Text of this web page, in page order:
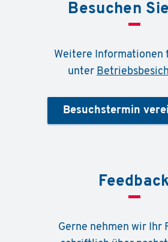
Besuchen
Weitere Informationen
unter
Besuchstermin
Gerne nehmen wir Ihr